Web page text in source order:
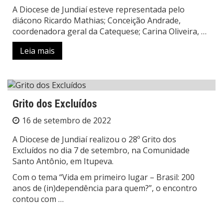
A Diocese de Jundiaí esteve representada pelo
diácono Ricardo Mathias; Conceição Andrade,
coordenadora geral da Catequese; Carina Oliveira, …
Leia mais
Grito dos Excluídos
16 de setembro de 2022
A Diocese de Jundiaí realizou o 28º Grito dos
Excluídos no dia 7 de setembro, na Comunidade
Santo Antônio, em Itupeva.
Com o tema “Vida em primeiro lugar – Brasil: 200
anos de (in)dependência para quem?”, o encontro
contou com …